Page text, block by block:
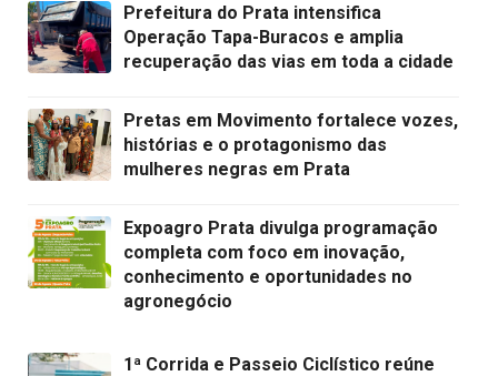
Prefeitura do Prata intensifica
Operação Tapa-Buracos e amplia
recuperação das vias em toda a cidade
Pretas em Movimento fortalece vozes,
histórias e o protagonismo das
mulheres negras em Prata
Expoagro Prata divulga programação
completa com foco em inovação,
conhecimento e oportunidades no
agronegócio
1ª Corrida e Passeio Ciclístico reúne